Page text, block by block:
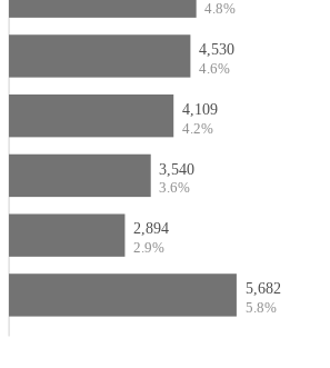
4.8%
4,530
4.6%
4,109
4.2%
3,540
3.6%
2,894
2.9%
5,682
5.8%